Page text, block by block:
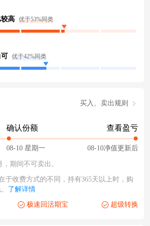
高 优于53%同类
可 优于42%同类
买入、卖出规则
确认份额
08-10 星期一
查看盈亏
08-10净值更新后
期间不可卖出。
于收费方式的不同，持有365天以上时，购
了解详情
极速回活期宝 超级转换